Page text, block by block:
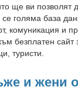
ще ви позволят
се голяма база
комуникация и
безплатен сайт
туристи.
и жени